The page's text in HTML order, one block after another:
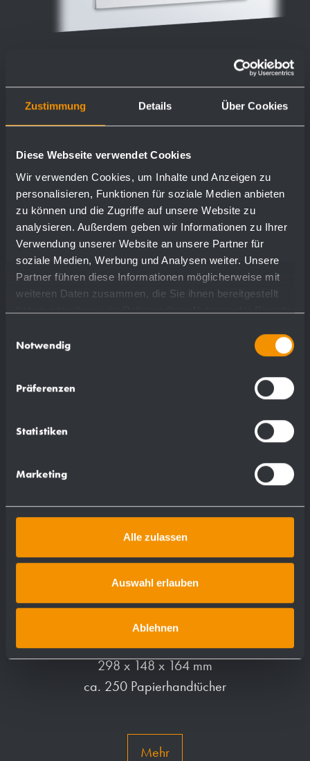
Zustimmung Details Über Cookies
Diese Webseite verwendet Cookies
Wir verwenden Cookies, um Inhalte und Anzeigen zu
personalisieren, Funktionen für soziale Medien anbieten
zu können und die Zugriffe auf unsere Website zu
analysieren. Außerdem geben wir Informationen zu Ihrer
Verwendung unserer Website an unsere Partner für
soziale Medien, Werbung und Analysen weiter. Unsere
Partner führen diese Informationen möglicherweise mit
weiteren Daten zusammen, die Sie ihnen bereitgestellt
haben oder die sie im Rahmen Ihrer Nutzung der Dienste
Notwendig
Präferenzen
Statistiken
Marketing
Alle zulassen
Auswahl erlauben
Ablehnen
Einwurfklappe mit Einbaurahmen
298 x 148 x 32 mm
Mehr
Handtuchspender WP166
298 x 148 x 164 mm
ca. 250 Papierhandtücher
Mehr